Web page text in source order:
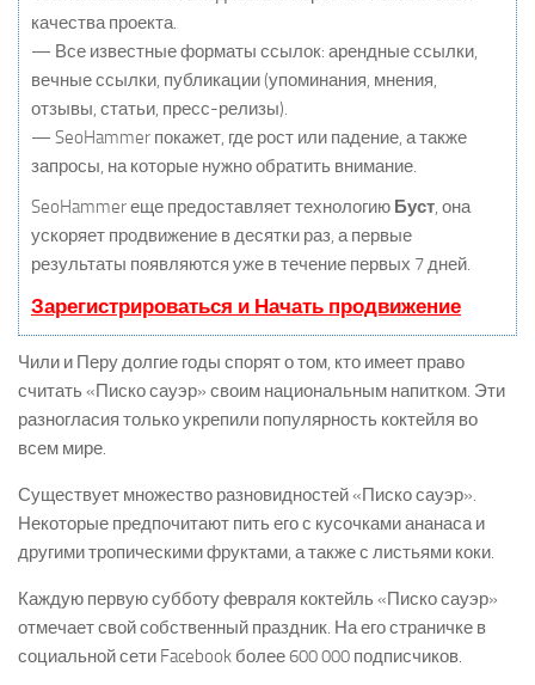
качества проекта.
— Все известные форматы ссылок: арендные ссылки,
вечные ссылки, публикации (упоминания, мнения,
отзывы, статьи, пресс-релизы).
— SeoHammer покажет, где рост или падение, а также
запросы, на которые нужно обратить внимание.
SeoHammer еще предоставляет технологию Буст, она
ускоряет продвижение в десятки раз, а первые
результаты появляются уже в течение первых 7 дней.
Зарегистрироваться и Начать продвижение
Чили и Перу долгие годы спорят о том, кто имеет право
считать «Писко сауэр» своим национальным напитком. Эти
разногласия только укрепили популярность коктейля во
всем мире.
Существует множество разновидностей «Писко сауэр».
Некоторые предпочитают пить его с кусочками ананаса и
другими тропическими фруктами, а также с листьями коки.
Каждую первую субботу февраля коктейль «Писко сауэр»
отмечает свой собственный праздник. На его страничке в
социальной сети Facebook более 600 000 подписчиков.